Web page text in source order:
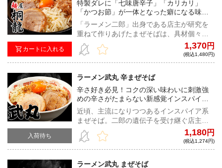
カートに入れる
特製ダレに「七味唐辛子」「カリカリ」
「かつお節」が一体となった癖になる味わ
い！
「ラーメン二郎」出身である店主が研究を
重ねて作りあげたまぜそばは、具材個々の
美味しさを追求しながら、絶妙なバランス
で旨みのピークを引き出す！ 特製ダレに、
独自配合の特注「七味唐辛子」、旨味とコ
をそそる「かつお節」が一体となった癖に
なる味わい！
1,370円
(税込1,480円)
入荷待ち
ラーメン武丸 辛まぜそば
辛さ好き必見！コクの深い味わいに刺激強
めの辛さがたまらない新感覚インスパイア
系まぜそば！
近頃、主流になりつつあるインスパイア系
まぜそば。二郎の遺伝子を受け継ぐ店主が
考案したのは、まぜそばに辛さを融合させ
た本商品である。麺は自家製の極太平打ち
麺で小麦感強めのワシワシとした食感。そ
1,180円
(税込1,274円)
ラーメン武丸 まぜそば